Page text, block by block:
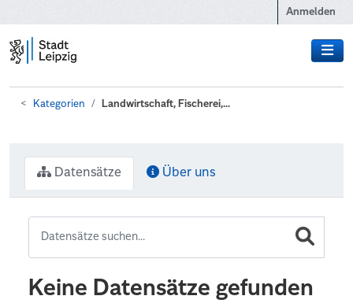
Anmelden
Kategorien Landwirtschaft, Fischerei,...
Datensätze Über uns
Keine Datensätze gefunden